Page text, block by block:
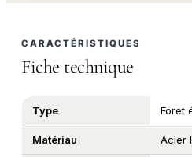
CARACTÉRISTIQUES
Fiche technique
Type Foret
Matériau Acier